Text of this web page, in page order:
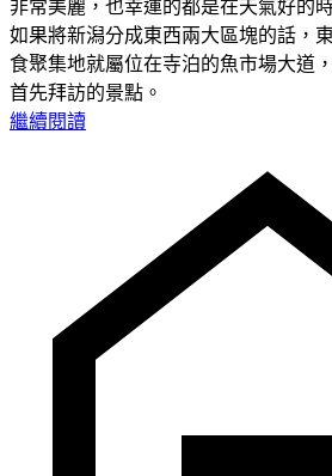
非常美麗，也幸運的都是在天氣好的
如果將新潟分成東西兩大區塊的話，
食聚集地就屬位在寺泊的魚市場大道
首先拜訪的景點。
繼續閱讀